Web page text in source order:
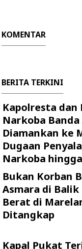
KOMENTAR
BERITA TERKINI
Kapolresta dan
Narkoba Banda
Diamankan ke
Dugaan
Narkoba
Bukan Korban
Asmara di Balik
Berat di
Ditangkap
Kapal Pukat